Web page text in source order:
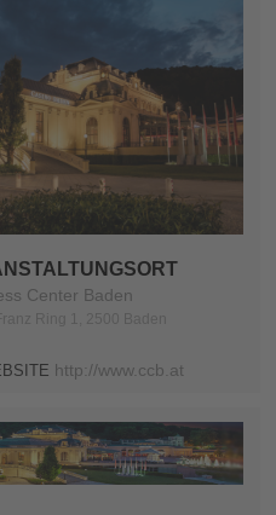
Center Baden
http://www.ccb.at